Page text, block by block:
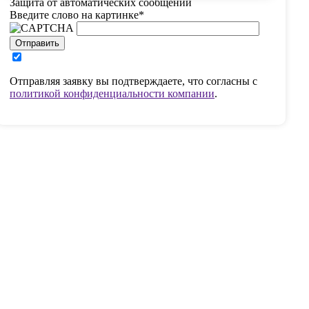
Защита от автоматических сообщений
Введите слово на картинке*
Отправить
Отправляя заявку вы подтверждаете, что согласны с
политикой конфиденциальности компании.